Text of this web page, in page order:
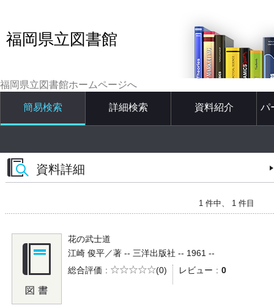
福岡県立図書館
福岡県立図書館ホームページへ
簡易検索 詳細検索 資料紹介 パ
資料詳細
1 件中、 1 件目
花の武士道
江崎 俊平／著 -- 三洋出版社 -- 1961 --
総合評価
5段階評価
(0) レビュー 0